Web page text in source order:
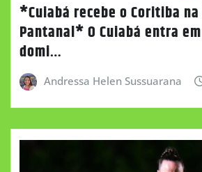
*Cuiabá recebe o Coritiba
Pantanal* O Cuiabá entra
domi…
Andressa Helen Sussuarana